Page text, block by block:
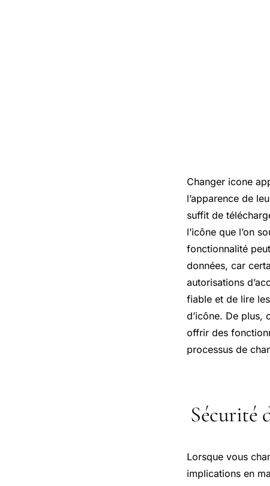
Changer icone
l’apparence de
suffit de
l’icône que l’on
fonctionnalité
données, car
autorisations
fiable et de lire
d’icône. De plus,
offrir des
processus de
Sécurité
Lorsque vous
implications en